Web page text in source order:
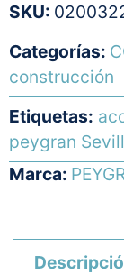
SKU:
Categorías:
construcción
Etiquetas:
peygran
Marca: